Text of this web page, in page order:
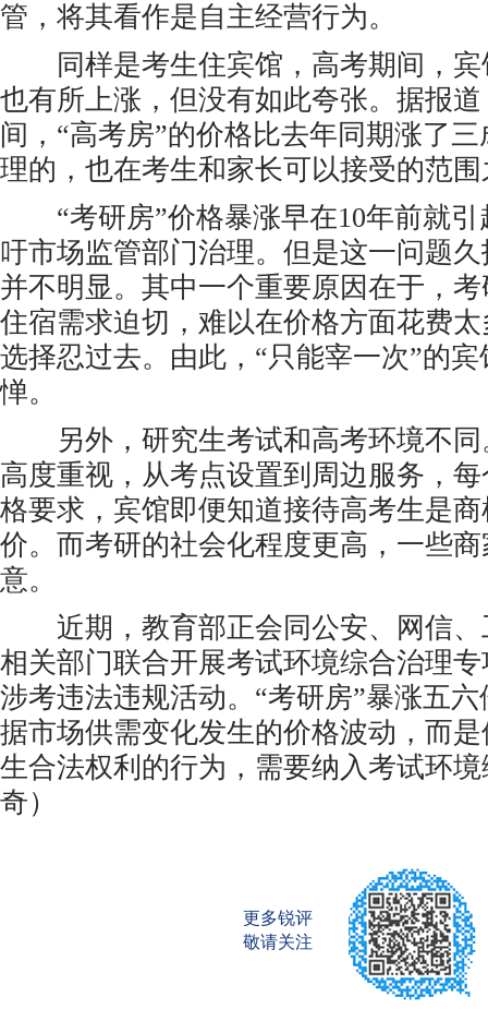
管，将其看作是自主经营行为。
同样是考生住宾馆，高考期间，宾
也有所上涨，但没有如此夸张。据报
间，“高考房”的价格比去年同期涨了
理的，也在考生和家长可以接受的范
“考研房”价格暴涨早在10年前就引
吁市场监管部门治理。但是这一问题
并不明显。其中一个重要原因在于，
住宿需求迫切，难以在价格方面花费
选择忍过去。由此，“只能宰一次”的
惮。
另外，研究生考试和高考环境不同
高度重视，从考点设置到周边服务，
格要求，宾馆即便知道接待高考生是
价。而考研的社会化程度更高，一些
意。
近期，教育部正会同公安、网信、
相关部门联合开展考试环境综合治理
涉考违法违规活动。“考研房”暴涨五
据市场供需变化发生的价格波动，而
生合法权利的行为，需要纳入考试环
奇）
更多锐评
敬请关注